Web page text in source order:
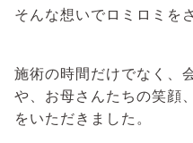
そんな想いでロミロミを
施術の時間だけでなく、
や、お母さんたちの笑顔
をいただきました。